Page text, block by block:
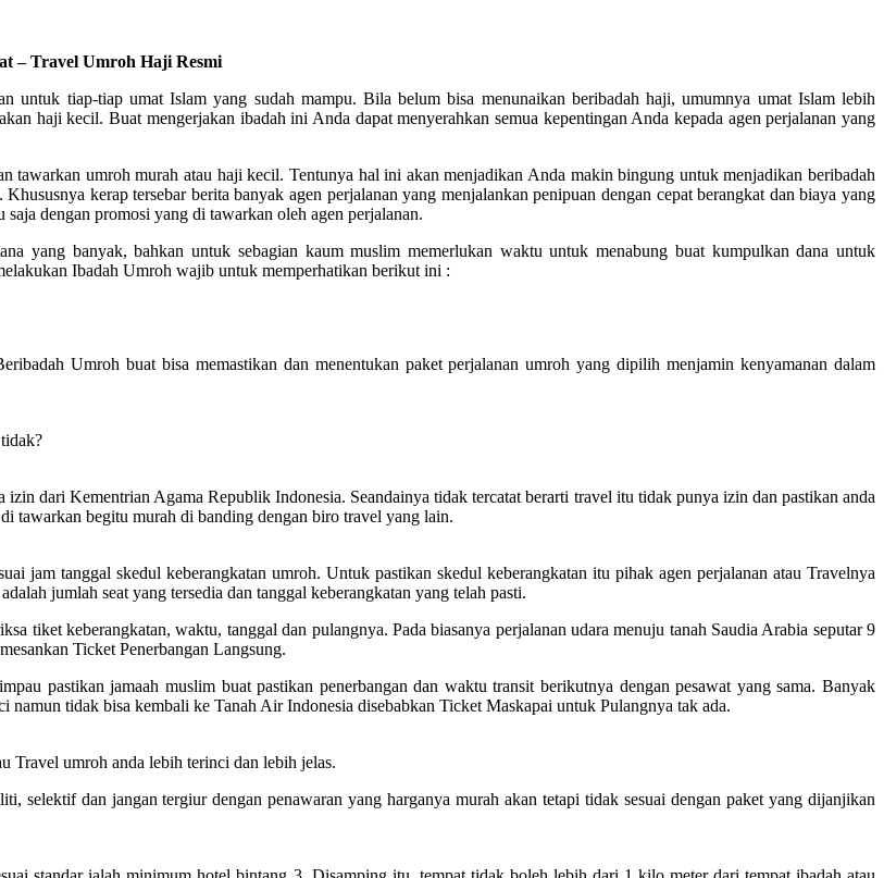
– Travel Umroh Haji Resmi
untuk tiap-tiap umat Islam yang sudah mampu. Bila belum bisa menunaikan beribadah haji, umumnya umat Islam lebih
haji kecil. Buat mengerjakan ibadah ini Anda dapat menyerahkan semua kepentingan Anda kepada agen perjalanan yang
tawarkan umroh murah atau haji kecil. Tentunya hal ini akan menjadikan Anda makin bingung untuk menjadikan beribadah
kerap tersebar berita banyak agen perjalanan yang menjalankan penipuan dengan cepat berangkat dan biaya yang
dengan promosi yang di tawarkan oleh agen perjalanan.
yang banyak, bahkan untuk sebagian kaum muslim memerlukan waktu untuk menabung buat kumpulkan dana untuk
Ibadah Umroh wajib untuk memperhatikan berikut ini :
Umroh buat bisa memastikan dan menentukan paket perjalanan umroh yang dipilih menjamin kenyamanan dalam
dari Kementrian Agama Republik Indonesia. Seandainya tidak tercatat berarti travel itu tidak punya izin dan pastikan anda
tawarkan begitu murah di banding dengan biro travel yang lain.
jam tanggal skedul keberangkatan umroh. Untuk pastikan skedul keberangkatan itu pihak agen perjalanan atau Travelnya
jumlah seat yang tersedia dan tanggal keberangkatan yang telah pasti.
tiket keberangkatan, waktu, tanggal dan pulangnya. Pada biasanya perjalanan udara menuju tanah Saudia Arabia seputar 9
Ticket Penerbangan Langsung.
pastikan jamaah muslim buat pastikan penerbangan dan waktu transit berikutnya dengan pesawat yang sama. Banyak
tidak bisa kembali ke Tanah Air Indonesia disebabkan Ticket Maskapai untuk Pulangnya tak ada.
Travel umroh anda lebih terinci dan lebih jelas.
selektif dan jangan tergiur dengan penawaran yang harganya murah akan tetapi tidak sesuai dengan paket yang dijanjikan